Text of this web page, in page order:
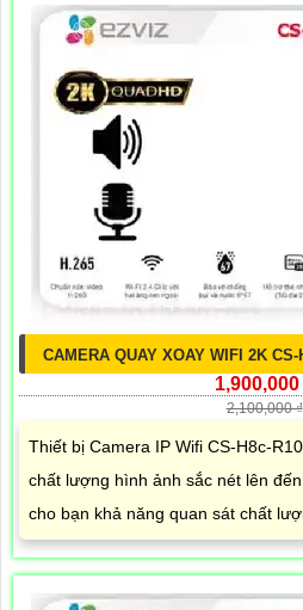
CAMERA QUAY XOAY WIFI 2K
1,900,000
2,100,000 ₫
Thiết bị Camera IP Wifi CS-H8c-
chất lượng hình ảnh sắc nét lên
cho bạn khả năng quan sát chất